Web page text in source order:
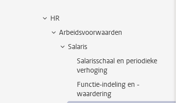
HR
Arbeidsvoorwaarden
Salaris
Salarisschaal en periodieke
verhoging
Functie-indeling en -
waardering